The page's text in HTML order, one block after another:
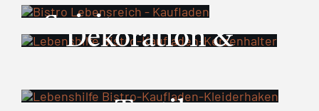
& Öle
Spirituosen
Dekoration &